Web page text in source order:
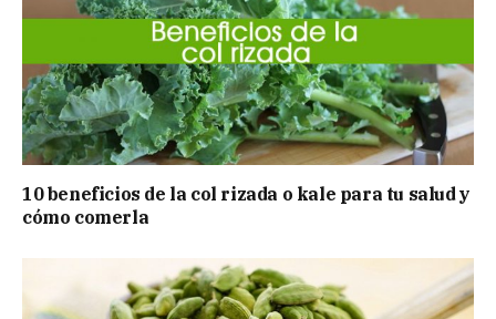
10 beneficios de la col rizada o kale para tu salud y
cómo comerla